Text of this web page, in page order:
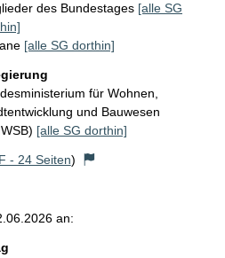
des Bundestages [alle SG
[alle SG dorthin]
für Wohnen,
und Bauwesen
[alle SG dorthin]
- 24 Seiten)
an: